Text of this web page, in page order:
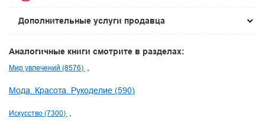
Дополнительные услуги продавца
Аналогичные книги смотрите в разделах:
Мир увлечений (8576)
Мода. Красота. Рукоделие (590)
Искусство (7300)